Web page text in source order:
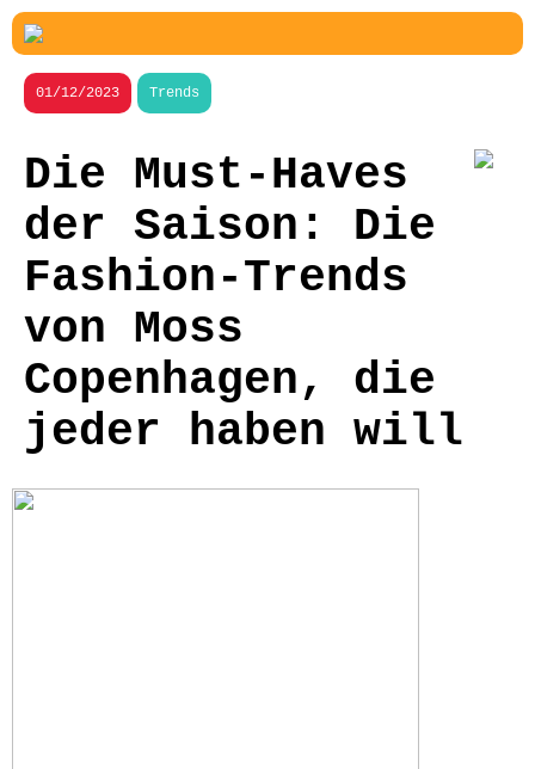
01/12/2023 Trends
Die Must-Haves
der Saison: Die
Fashion-Trends
von Moss
Copenhagen, die
jeder haben will